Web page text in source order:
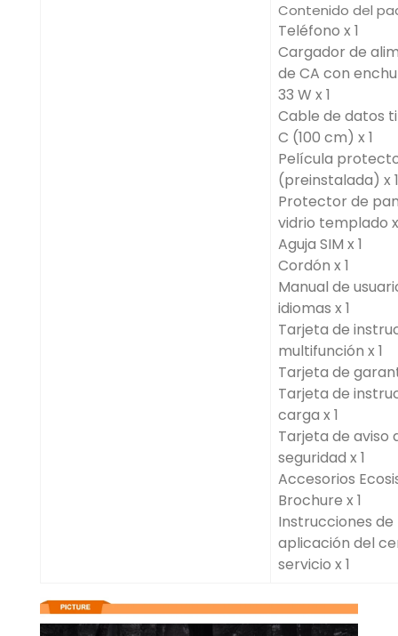
Contenido del
Teléfono x 1
Cargador de
de CA con
33 W x 1
Cable de datos
C (100 cm) x 1
Película
(preinstalada) x 1
Protector de
vidrio templado x
Aguja SIM x 1
Cordón x 1
Manual de
idiomas x 1
Tarjeta de
multifunción x 1
Tarjeta de
Tarjeta de
carga x 1
Tarjeta de aviso
seguridad x 1
Accesorios
Brochure x 1
Instrucciones de
aplicación del
servicio x 1